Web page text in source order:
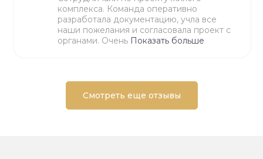
комплекса. Команда оперативно
разработала документацию, учла все
наши пожелания и согласовала проект с
органами. Очень Показать больше
Смотреть еще отзывы